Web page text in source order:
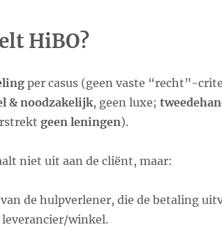
HiBO?
per casus (geen vaste “recht”-
& noodzakelijk, geen luxe;
geen leningen).
niet uit aan de cliënt, maar:
van de hulpverlener, die de betaling
leverancier/winkel.